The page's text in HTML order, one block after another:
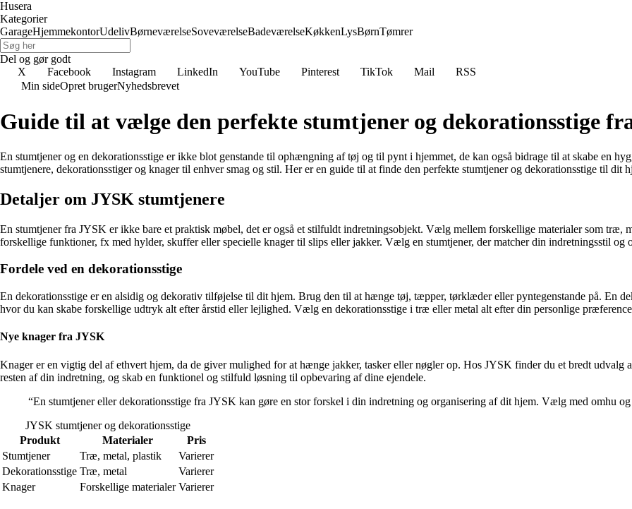
Husera
Kategorier
GarageHjemmekontorUdelivBørneværelseSoveværelseBadeværelseKøkkenLysBørnTømrer
Del og gør godt
X
Facebook Instagram LinkedIn YouTube Pinterest TikTok Mail
RSS
Min sideOpret brugerNyhedsbrevet
Guide til at vælge den perfekte stumtjener og dekorationsstige
En stumtjener og en dekorationsstige er ikke blot genstande til ophængning af tøj og til pynt i hjemmet, de kan også bidrage til at skabe en
stumtjenere, dekorationsstiger og knager til enhver smag og stil. Her er en guide til at finde den perfekte stumtjener og dekorationsstige til dit
Detaljer om JYSK stumtjenere
En stumtjener fra JYSK er ikke bare et praktisk møbel, det er også et stilfuldt indretningsobjekt. Vælg mellem forskellige materialer som træ,
forskellige funktioner, fx med hylder, skuffer eller specielle knager til slips eller jakker. Vælg en stumtjener, der matcher din indretningsstil og
Fordele ved en dekorationsstige
En dekorationsstige er en alsidig og dekorativ tilføjelse til dit hjem. Brug den til at hænge tøj, tæpper, tørklæder eller pyntegenstande på. En
hvor du kan skabe forskellige udtryk alt efter årstid eller lejlighed. Vælg en dekorationsstige i træ eller metal alt efter din personlige
Nye knager fra JYSK
Knager er en vigtig del af ethvert hjem, da de giver mulighed for at hænge jakker, tasker eller nøgler op. Hos JYSK finder du et bredt udvalg
resten af din indretning, og skab en funktionel og stilfuld løsning til opbevaring af dine ejendele.
“En stumtjener eller dekorationsstige fra JYSK kan gøre en stor forskel i din indretning og organisering af dit hjem. Vælg med omhu
JYSK stumtjener og dekorationsstige
Produkt
Materialer
Pris
Stumtjener
Træ, metal, plastik
Varierer
Dekorationsstige Træ, metal
Varierer
Knager
Forskellige materialer Varierer